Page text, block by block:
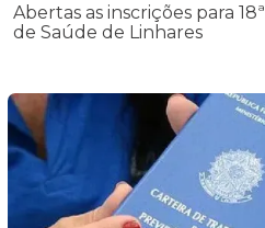
Abertas as inscrições para
de Saúde de Linhares